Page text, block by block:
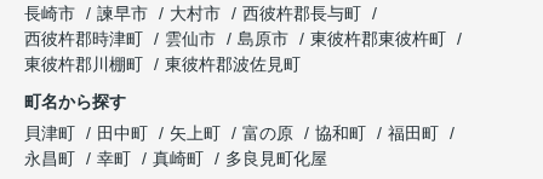
長崎市
諫早市 大村市
西彼杵郡長与町
西彼杵郡時津町
雲仙市 島原市
東彼杵郡東彼杵町
東彼杵郡川棚町
東彼杵郡波佐見町
町名から探す
貝津町
田中町 矢上町 富の原 協和町
福田町
永昌町
幸町 真崎町
多良見町化屋